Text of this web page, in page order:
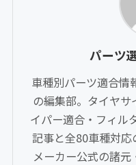
パーツ
車種別パーツ適合情
の編集部。タイヤ
イパー適合・フィル
記事と全80車種対
メーカー公式の諸